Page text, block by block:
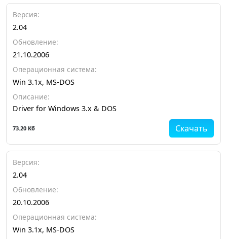
Версия:
2.04
Обновление:
21.10.2006
Операционная система:
Win 3.1x, MS-DOS
Описание:
Driver for Windows 3.x & DOS
Скачать
73.20 Кб
Версия:
2.04
Обновление:
20.10.2006
Операционная система:
Win 3.1x, MS-DOS